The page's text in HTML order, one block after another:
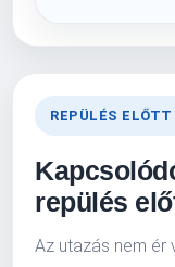
REPÜLÉS
repülés
Az utazás nem ér